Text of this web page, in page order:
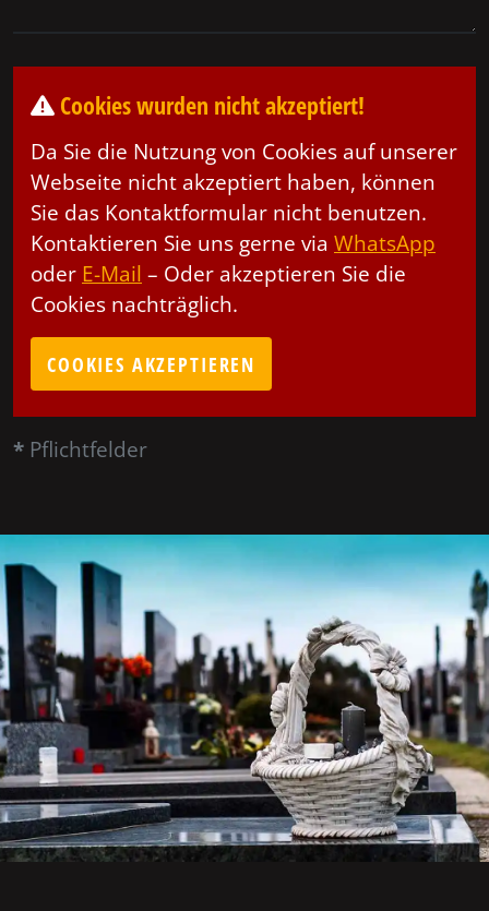
Cookies wurden nicht akzeptiert!
Da Sie die Nutzung von Cookies auf unserer
Webseite nicht akzeptiert haben, können
Sie das Kontaktformular nicht benutzen.
Kontaktieren Sie uns gerne via WhatsApp
oder E-Mail – Oder akzeptieren Sie die
Cookies nachträglich.
COOKIES AKZEPTIEREN
* Pflichtfelder